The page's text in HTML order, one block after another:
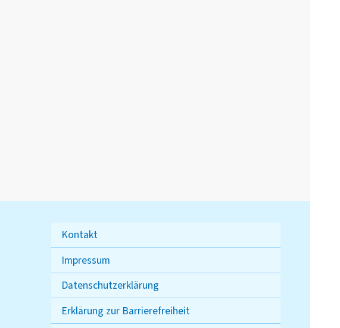
Kontakt
Impressum
Datenschutzerklärung
Erklärung zur Barrierefreiheit